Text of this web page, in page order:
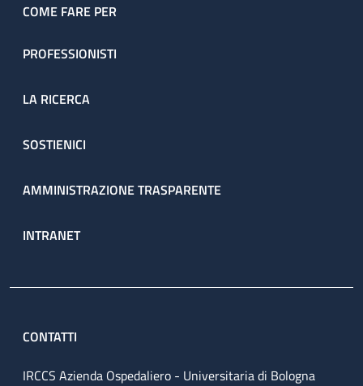
COME FARE PER
PROFESSIONISTI
LA RICERCA
SOSTIENICI
AMMINISTRAZIONE TRASPARENTE
INTRANET
CONTATTI
IRCCS Azienda Ospedaliero - Universitaria di Bologna